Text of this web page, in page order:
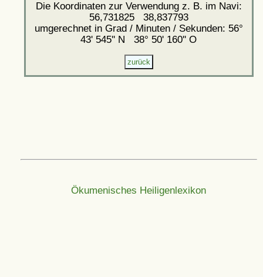
Die Koordinaten zur Verwendung z. B. im Navi:
56,731825 38,837793
umgerechnet in Grad / Minuten / Sekunden: 56°
43' 545'' N 38° 50' 160'' O
Ökumenisches Heiligenlexikon